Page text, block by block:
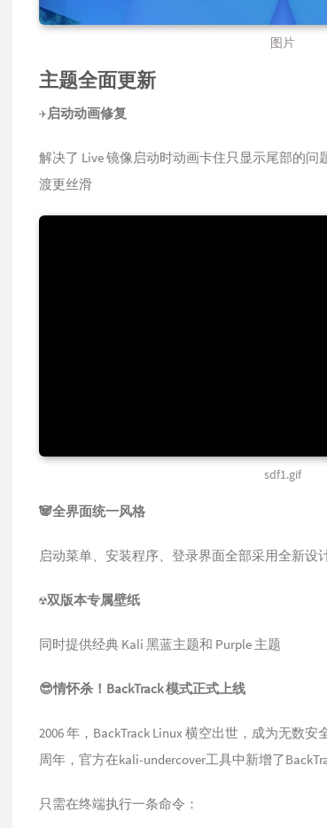
图片
主题全面更新
✈️启动动画修复
解决了 Live 镜像启动时动画卡住只显示尾部的
渡更丝滑
sdf1.gif
🐼全界面统一风格
启动菜单、安装程序、登录界面全部采用全新设计
☢️双版本专属壁纸
同时提供经典 Kali 黑蓝主题和 Purple 主题
😎情怀杀！BackTrack 模式正式上线
2006 年，BackTrack Linux 横空出世，成为无数
周年，官方在kali-undercover工具中新增了
只需在终端执行一条命令：